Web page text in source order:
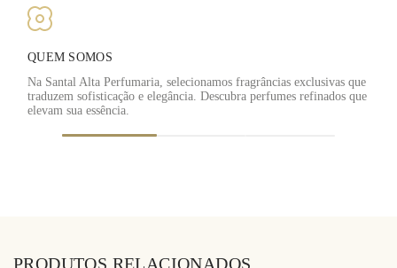
QUEM SOMOS
Na Santal Alta Perfumaria, selecionamos fragrâncias exclusivas que
traduzem sofisticação e elegância. Descubra perfumes refinados que
elevam sua essência.
PRODUTOS RELACIONADOS